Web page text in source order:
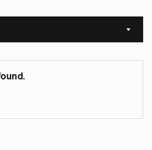
Sort